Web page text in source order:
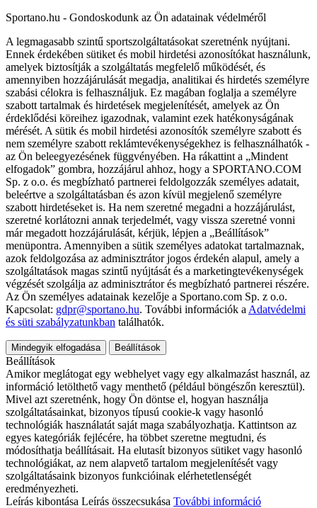
Sportano.hu - Gondoskodunk az Ön adatainak védelméről
A legmagasabb szintű sportszolgáltatásokat szeretnénk nyújtani.
Ennek érdekében sütiket és mobil hirdetési azonosítókat használunk,
amelyek biztosítják a szolgáltatás megfelelő működését, és
amennyiben hozzájárulását megadja, analitikai és hirdetés személyre
szabási célokra is felhasználjuk. Ez magában foglalja a személyre
szabott tartalmak és hirdetések megjelenítését, amelyek az Ön
érdeklődési köreihez igazodnak, valamint ezek hatékonyságának
mérését. A sütik és mobil hirdetési azonosítók személyre szabott és
nem személyre szabott reklámtevékenységekhez is felhasználhatók -
az Ön beleegyezésének függvényében. Ha rákattint a „Mindent
elfogadok” gombra, hozzájárul ahhoz, hogy a SPORTANO.COM
Sp. z o.o. és megbízható partnerei feldolgozzák személyes adatait,
beleértve a szolgáltatásban és azon kívül megjelenő személyre
szabott hirdetéseket is. Ha nem szeretné megadni a hozzájárulást,
szeretné korlátozni annak terjedelmét, vagy vissza szeretné vonni
már megadott hozzájárulását, kérjük, lépjen a „Beállítások”
menüpontra. Amennyiben a sütik személyes adatokat tartalmaznak,
azok feldolgozása az adminisztrátor jogos érdekén alapul, amely a
szolgáltatások magas szintű nyújtását és a marketingtevékenységek
végzését szolgálja az adminisztrátor és megbízható partnerei részére.
Az Ön személyes adatainak kezelője a Sportano.com Sp. z o.o.
Kapcsolat: gdpr@sportano.hu. További információk a Adatvédelmi
és süti szabályzatunkban találhatók.
Mindegyik elfogadása Beállítások
Beállítások
Amikor meglátogat egy webhelyet vagy egy alkalmazást használ, az
információ letölthető vagy menthető (például böngészőn keresztül).
Mivel azt szeretnénk, hogy Ön döntse el, hogyan használja
szolgáltatásainkat, bizonyos típusú cookie-k vagy hasonló
technológiák használatát saját maga szabályozhatja. Kattintson az
egyes kategóriák fejlécére, ha többet szeretne megtudni, és
módosíthatja beállításait. Ha elutasít bizonyos sütiket vagy hasonló
technológiákat, az nem alapvető tartalom megjelenítését vagy
szolgáltatásaink bizonyos funkcióinak elérhetetlenségét
eredményezheti.
Leírás kibontása Leírás összecsukása További információ